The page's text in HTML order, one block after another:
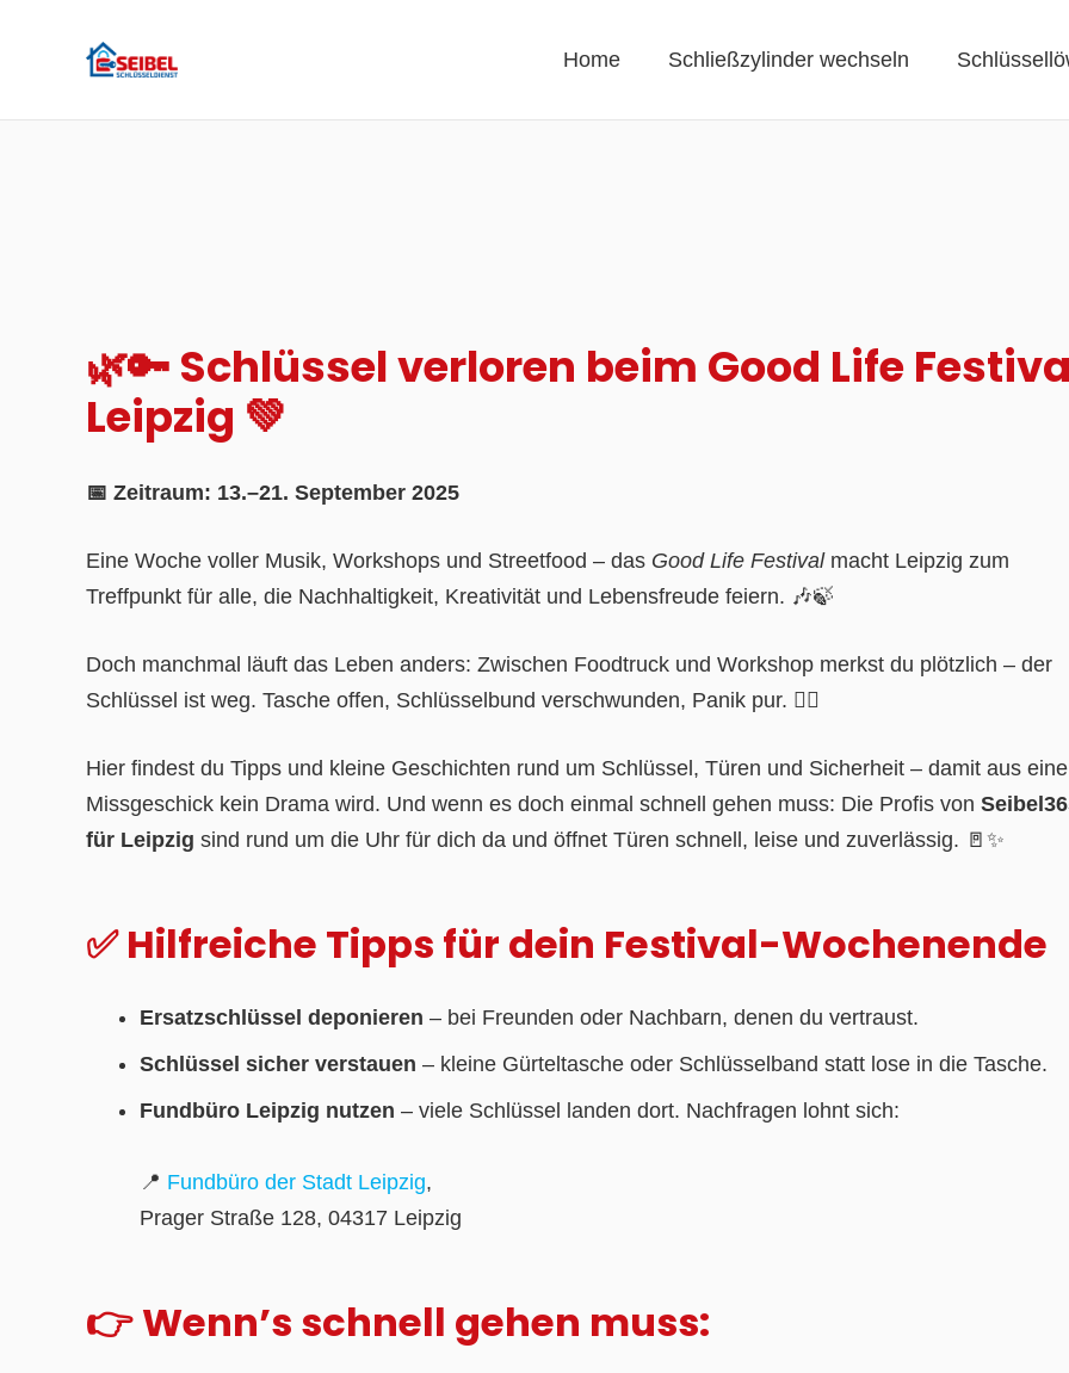
Home Schließzylinder wechseln
🌿🔑 Schlüssel verloren beim Good Life
Leipzig 💚
📅 Zeitraum: 13.–21. September 2025
Eine Woche voller Musik, Workshops und Streetfood – das Good Life Festivalmacht Leipzig zum
Treffpunkt für alle, die Nachhaltigkeit, Kreativität und Lebensfreude feiern. 🎶🍃
Doch manchmal läuft das Leben anders: Zwischen Foodtruck und Workshop merkst du plötzlich – der
Schlüssel ist weg. Tasche offen, Schlüsselbund verschwunden, Panik pur. 🤦‍♂️
Hier findest du Tipps und kleine Geschichten rund um Schlüssel, Türen und Sicherheit – damit aus
Missgeschick kein Drama wird. Und wenn es doch einmal schnell gehen muss: Die Profis von
für Leipzig sind rund um die Uhr für dich da und öffnet Türen schnell, leise und zuverlässig. 🚪✨
✅ Hilfreiche Tipps für dein Festival-Wochenende
Ersatzschlüssel deponieren – bei Freunden oder Nachbarn, denen du vertraust.
Schlüssel sicher verstauen – kleine Gürteltasche oder Schlüsselband statt lose in die Tasche.
Fundbüro Leipzig nutzen – viele Schlüssel landen dort. Nachfragen lohnt sich:
📍 Fundbüro der Stadt Leipzig,
Prager Straße 128, 04317 Leipzig
👉 Wenn’s schnell gehen muss: